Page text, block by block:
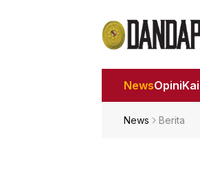
NewsOpini
News Berita